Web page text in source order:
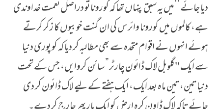
دیا جائے‘‘میں یہ سبق پنہاں تھا کہ کورونا تو دراصل نعمت خداوندی
ہے، کالموں میں کورونا وائرس کی ان گنت خوبیوں کا زکر کرتے
ہوئے انہوں نے اقوام متحدہ سے بھی مطالبہ کر دیا کہ کو پوری دنیا
سے ایک "گلوبل لاک ڈائون چارٹر” سائن کروایں، جس کے تحت
دنیا تین، تین ماہ بعد ایک، ایک ہفتے کے لیے لاک ڈائون کر دی